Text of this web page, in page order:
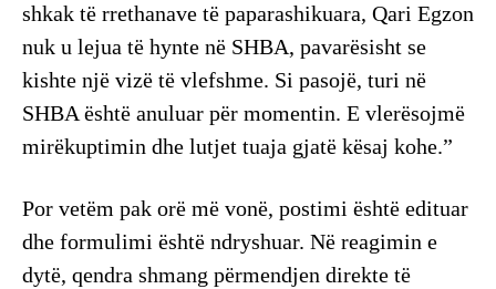
shkak të rrethanave të paparashikuara, Qari Egzon
nuk u lejua të hynte në SHBA, pavarësisht se
kishte një vizë të vlefshme. Si pasojë, turi në
SHBA është anuluar për momentin. E vlerësojmë
mirëkuptimin dhe lutjet tuaja gjatë kësaj kohe.”
Por vetëm pak orë më vonë, postimi është edituar
dhe formulimi është ndryshuar. Në reagimin e
dytë, qendra shmang përmendjen direkte të